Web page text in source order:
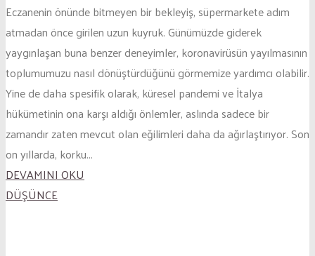
Eczanenin önünde bitmeyen bir bekleyiş, süpermarkete adım
atmadan önce girilen uzun kuyruk. Günümüzde giderek
yaygınlaşan buna benzer deneyimler, koronavirüsün yayılmasının
toplumumuzu nasıl dönüştürdüğünü görmemize yardımcı olabilir.
Yine de daha spesifik olarak, küresel pandemi ve İtalya
hükümetinin ona karşı aldığı önlemler, aslında sadece bir
zamandır zaten mevcut olan eğilimleri daha da ağırlaştırıyor. Son
on yıllarda, korku...
DEVAMINI OKU
DÜŞÜNCE